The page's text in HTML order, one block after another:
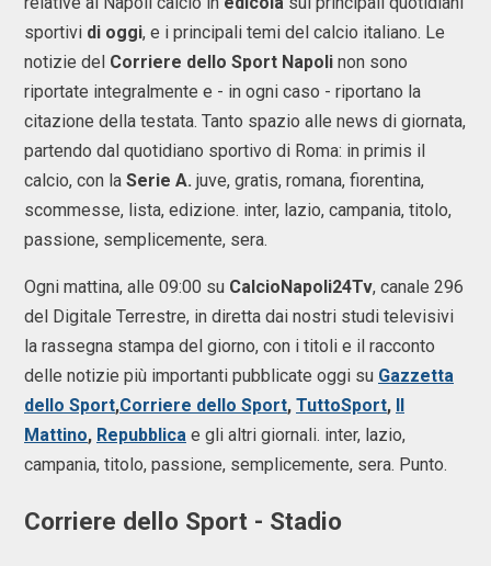
sportivi di oggi, e i principali temi del calcio italiano. Le
notizie del Corriere dello Sport Napoli non sono
riportate integralmente e - in ogni caso - riportano la
citazione della testata. Tanto spazio alle news di giornata,
partendo dal quotidiano sportivo di Roma: in primis il
calcio, con la Serie A. juve, gratis, romana, fiorentina,
scommesse, lista, edizione. inter, lazio, campania, titolo,
passione, semplicemente, sera.
Ogni mattina, alle 09:00 su CalcioNapoli24Tv, canale 296
del Digitale Terrestre, in diretta dai nostri studi televisivi
la rassegna stampa del giorno, con i titoli e il racconto
delle notizie più importanti pubblicate oggi su Gazzetta
dello Sport,Corriere dello Sport, TuttoSport, Il
Mattino, Repubblica e gli altri giornali. inter, lazio,
campania, titolo, passione, semplicemente, sera. Punto.
Corriere dello Sport - Stadio